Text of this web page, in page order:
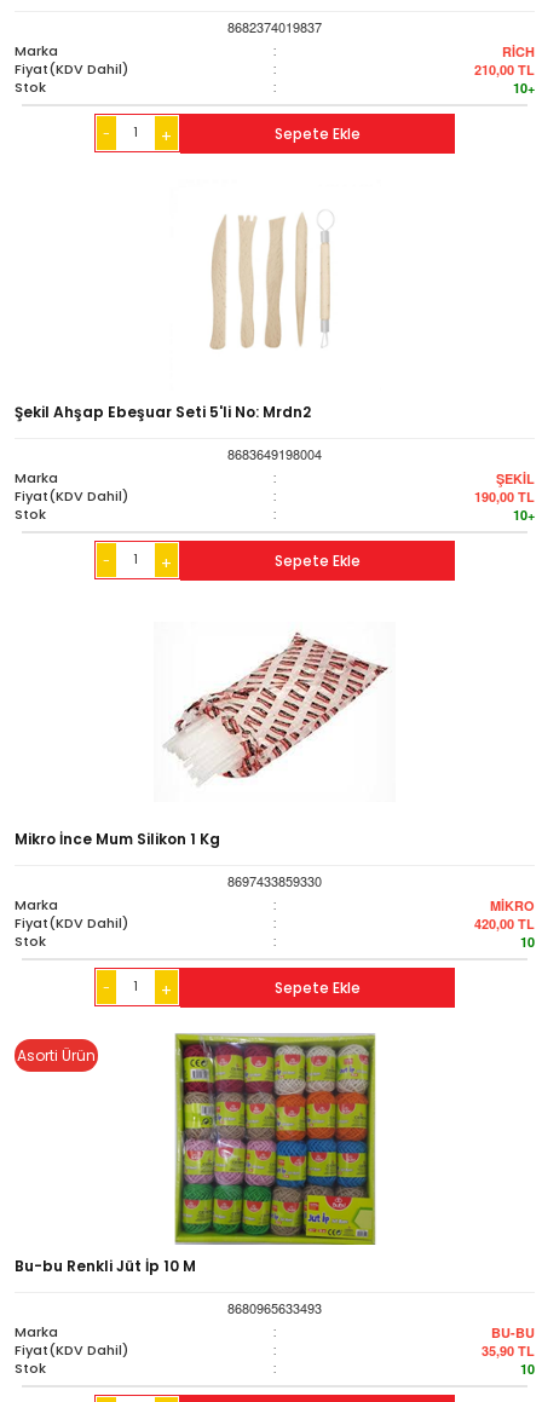
8682374019837
Marka
: RİCH
Fiyat(KDV Dahil) : 210,00 TL
Stok : 10+
- + Sepete Ekle
Şekil Ahşap Ebeşuar Seti 5'li No: Mrdn2
8683649198004
Marka
: ŞEKİL
Fiyat(KDV Dahil) : 190,00 TL
Stok : 10+
- + Sepete Ekle
Mikro İnce Mum Silikon 1 Kg
8697433859330
Marka
: MİKRO
Fiyat(KDV Dahil) : 420,00 TL
Stok : 10
- + Sepete Ekle
Asorti Ürün
Bu-bu Renkli Jüt İp 10 M
8680965633493
Marka
: BU-BU
Fiyat(KDV Dahil) : 35,90 TL
Stok : 10